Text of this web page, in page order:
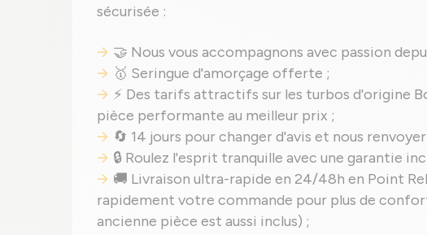
sécurisée :
🤝 Nous vous accompagnons avec passion
🥇 Seringue d'amorçage offerte ;
⚡ Des tarifs attractifs sur les turbos d'origine
pièce performante au meilleur prix ;
🔄 14 jours pour changer d'avis et nous
🔒 Roulez l'esprit tranquille avec une garantie
🚚 Livraison ultra-rapide en 24/48h en Point
rapidement votre commande pour plus de
ancienne pièce est aussi inclus) ;